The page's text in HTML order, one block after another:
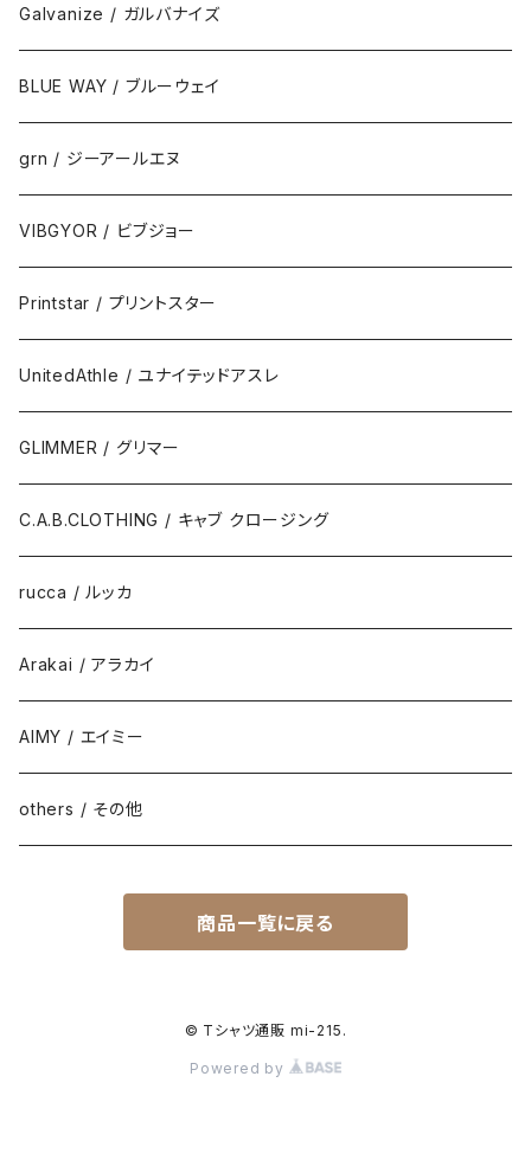
Galvanize / ガルバナイズ
BLUE WAY / ブルーウェイ
grn / ジーアールエヌ
VIBGYOR / ビブジョー
Printstar / プリントスター
UnitedAthle / ユナイテッドアスレ
GLIMMER / グリマー
C.A.B.CLOTHING / キャブ クロージング
rucca / ルッカ
Arakai / アラカイ
AIMY / エイミー
others / その他
商品一覧に戻る
© Tシャツ通販 mi-215.
Powered by